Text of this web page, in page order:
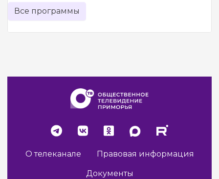
Все программы
О телеканале Правовая информация
Документы